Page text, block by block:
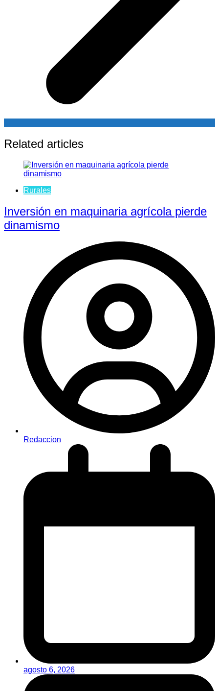
Related articles
Rurales
Inversión en maquinaria agrícola pierde
dinamismo
Redaccion
agosto 6, 2026